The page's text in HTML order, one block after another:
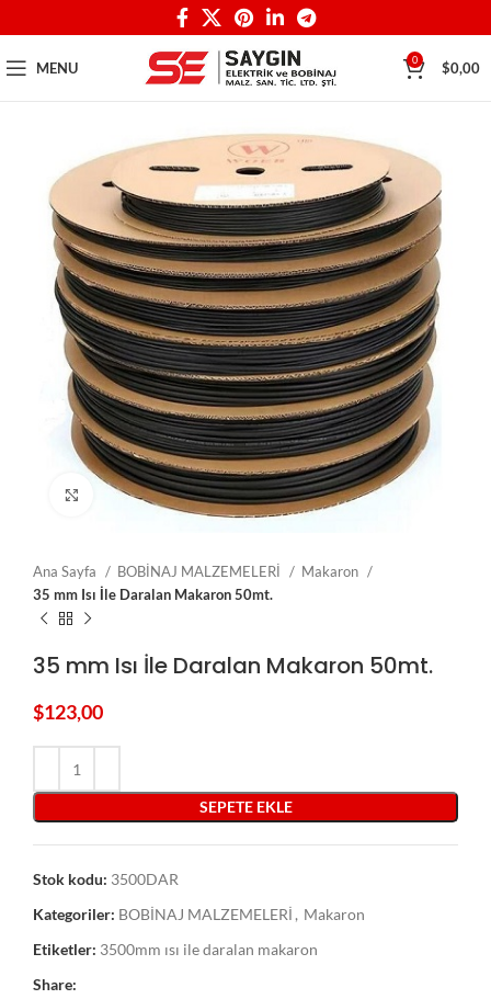
MENU 0 $0,00
Click to enlarge
Ana Sayfa BOBİNAJ MALZEMELERİ
Makaron
35 mm Isı İle Daralan Makaron 50mt.
35 mm Isı İle Daralan Makaron 50mt.
$123,00
SEPETE EKLE
Stok kodu: 3500DAR
Kategoriler: BOBİNAJ MALZEMELERİ , Makaron
Etiketler: 3500mm ısı ile daralan makaron
Share: